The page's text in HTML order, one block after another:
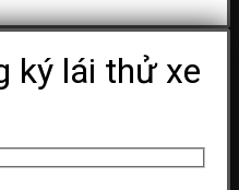
ký lái thử xe